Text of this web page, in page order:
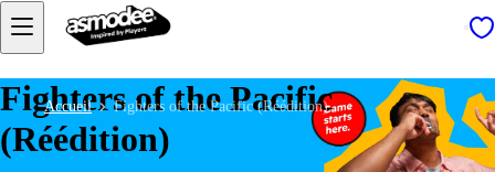
Accueil Fighters of the Pacific (Réédition)
Fighters of the Pacific
(Réédition)